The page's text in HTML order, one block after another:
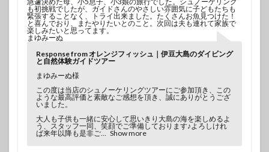
も初挑戦でしたが、ガイドさんのやさしい雰囲気に子どもたちも
緊張することなく、トライ出来ました。たくさんお魚見つけた！
と喜んでおり、またやりたいとのこと。次回は夫も連れて家族で
楽しみたいと思ってます。
まゆみーぬ
Response from オレンジフィッシュ｜伊豆大島のダイビング
と自然体験ガイドツアー
まゆみーぬ様
この度は当店のシュノーケリングツアーにご参加頂き、この
ような最高評価と素敵なご感想を頂き、誠にありがとうござ
いました。
大人も子供も一緒に安心して思いきり大島の海を楽しめるよ
う、スタッフ一同、笑顔でご準備しております♪よろしけれ
ば来年以降も是非ご
Show more